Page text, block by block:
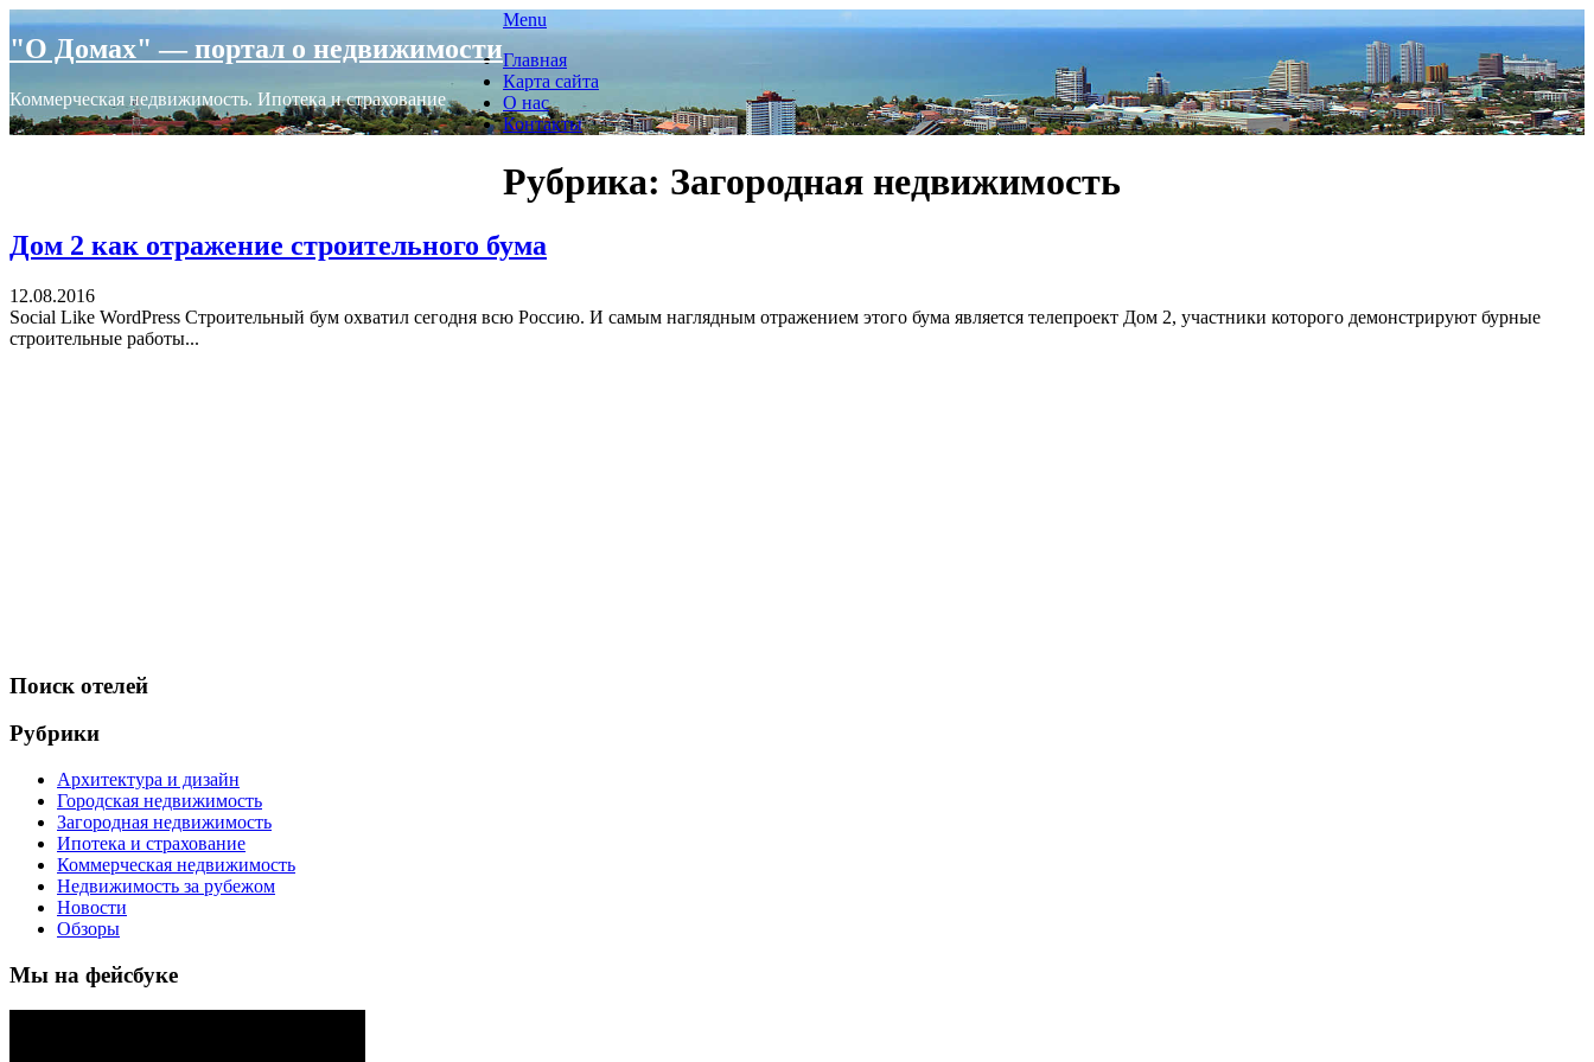
Skip
to
content
"О Домах" — портал о недвижимости
Коммерческая недвижимость. Ипотека и страхование
Menu
Главная
Карта сайта
О нас
Контакты
Рубрика: Загородная недвижимость
Дом 2 как отражение строительного бума
12.08.2016
Social Like WordPress Строительный бум охватил сегодня всю Россию. И самым наглядным отражением этого бума является телепроект Дом 2, участники которого демонстрируют бурные
строительные работы...
Поиск отелей
Рубрики
Архитектура и дизайн
Городская недвижимость
Загородная недвижимость
Ипотека и страхование
Коммерческая недвижимость
Недвижимость за рубежом
Новости
Обзоры
Мы на фейсбуке